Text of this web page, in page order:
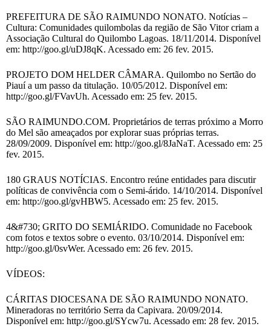
PREFEITURA DE SÃO RAIMUNDO NONATO. Notícias –
Cultura: Comunidades quilombolas da região de São Vitor criam a
Associação Cultural do Quilombo Lagoas. 18/11/2014. Disponível
em: http://goo.gl/uDJ8qK. Acessado em: 26 fev. 2015.
PROJETO DOM HELDER CÂMARA. Quilombo no Sertão do
Piauí a um passo da titulação. 10/05/2012. Disponível em:
http://goo.gl/FVavUh. Acessado em: 25 fev. 2015.
SÃO RAIMUNDO.COM. Proprietários de terras próximo a Morro
do Mel são ameaçados por explorar suas próprias terras.
28/09/2009. Disponível em: http://goo.gl/8JaNaT. Acessado em: 25
fev. 2015.
180 GRAUS NOTÍCIAS. Encontro reúne entidades para discutir
políticas de convivência com o Semi-árido. 14/10/2014. Disponível
em: http://goo.gl/gvHBW5. Acessado em: 25 fev. 2015.
4&#730; GRITO DO SEMIÁRIDO. Comunidade no Facebook
com fotos e textos sobre o evento. 03/10/2014. Disponível em:
http://goo.gl/0svWer. Acessado em: 26 fev. 2015.
VÍDEOS:
CÁRITAS DIOCESANA DE SÃO RAIMUNDO NONATO.
Mineradoras no território Serra da Capivara. 20/09/2014.
Disponível em: http://goo.gl/SYcw7u. Acessado em: 28 fev. 2015.